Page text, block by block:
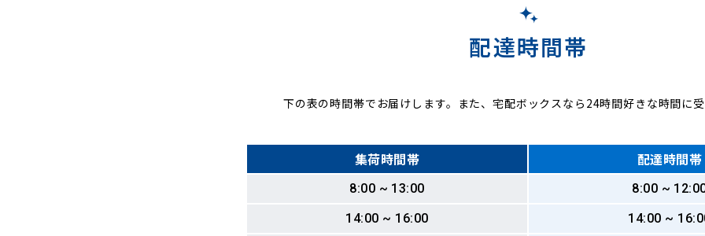
配達時間帯
下の表の時間帯でお届けします。また、宅配ボックスなら24時間好きな時間に
集荷時間帯 配達時間帯
8:00 ~ 13:00
8:00 ~
14:00 ~ 16:00
14:00 ~